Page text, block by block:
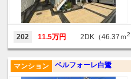
202 11.5万円 2DK（46.37ｍ2
ベルフォーレ白鷺
マンション